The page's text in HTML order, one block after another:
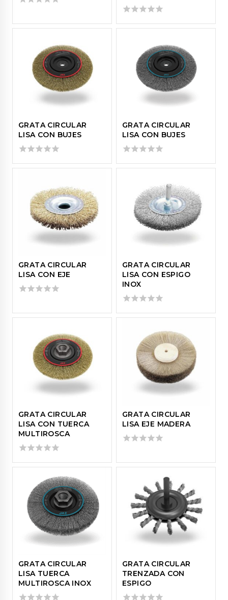
out
of
0
out
GRATA CIRCULAR
LISA CON BUJES
0
out
GRATA CIRCULAR
LISA CON BUJES
0
out
GRATA CIRCULAR
LISA CON EJE
out
of
GRATA CIRCULAR
LISA CON ESPIGO
INOX
0
out
GRATA CIRCULAR
LISA CON TUERCA
MULTIROSCA
0
out
GRATA CIRCULAR
LISA EJE MADERA
out
of
GRATA CIRCULAR
LISA TUERCA
MULTIROSCA INOX
GRATA CIRCULAR
TRENZADA CON
ESPIGO